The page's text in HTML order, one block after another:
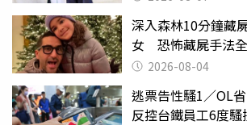
深入森林10分鐘藏
女 恐怖藏屍手法
2026-08-04
逃票告性騷1／OL
反控台鐵員工6度騷